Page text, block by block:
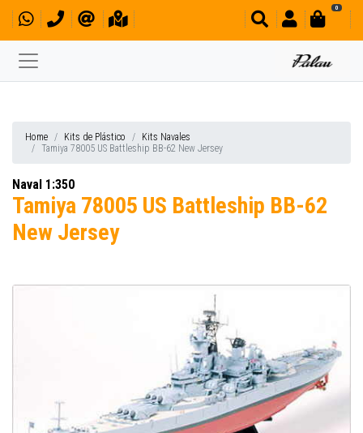
0
Home Kits de Plástico
Kits Navales
Tamiya 78005 US Battleship BB-62 New Jersey
Naval 1:350
Tamiya 78005 US Battleship BB-62
New Jersey